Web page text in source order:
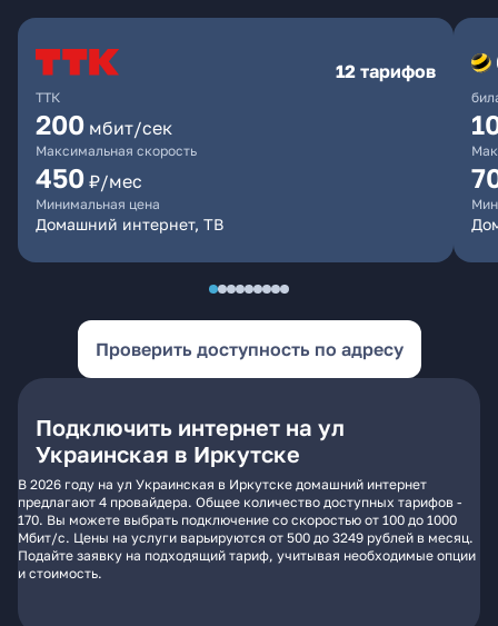
ТТК
12 тарифов
200 мбит/сек
Максимальная скорость
450 ₽/мес
Минимальная цена
Домашний интернет, ТВ
Проверить доступность по адресу
Подключить интернет на ул
Украинская в Иркутске
В 2026 году на ул Украинская в Иркутске домашний интернет
предлагают 4 провайдера. Общее количество доступных тарифов -
170. Вы можете выбрать подключение со скоростью от 100 до 1000
Мбит/с. Цены на услуги варьируются от 500 до 3249 рублей в месяц.
Подайте заявку на подходящий тариф, учитывая необходимые опции
и стоимость.